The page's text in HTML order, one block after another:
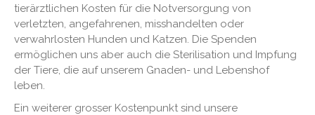
tierärztlichen Kosten für die Notversorgung von
verletzten, angefahrenen, misshandelten oder
verwahrlosten Hunden und Katzen. Die Spenden
ermöglichen uns aber auch die Sterilisation und Impfung
der Tiere, die auf unserem Gnaden- und Lebenshof
leben.
Ein weiterer grosser Kostenpunkt sind unsere